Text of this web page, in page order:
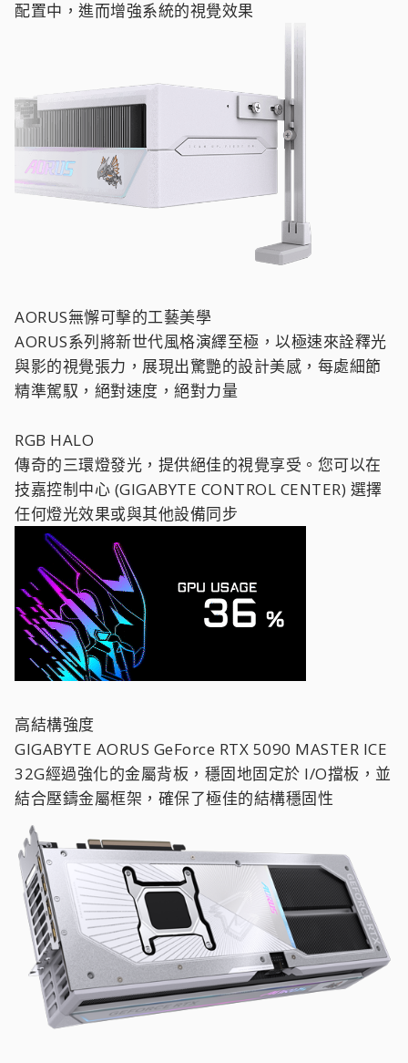
配置中，進而增強系統的視覺效果
AORUS無懈可擊的工藝美學
AORUS系列將新世代風格演繹至極，以極速來詮釋光
與影的視覺張力，展現出驚艷的設計美感，每處細節
精準駕馭，絕對速度，絕對力量
RGB HALO
傳奇的三環燈發光，提供絕佳的視覺享受。您可以在
技嘉控制中心 (GIGABYTE CONTROL CENTER) 選擇
任何燈光效果或與其他設備同步
高結構強度
GIGABYTE AORUS GeForce RTX 5090 MASTER ICE
32G經過強化的金屬背板，穩固地固定於 I/O擋板，並
結合壓鑄金屬框架，確保了極佳的結構穩固性